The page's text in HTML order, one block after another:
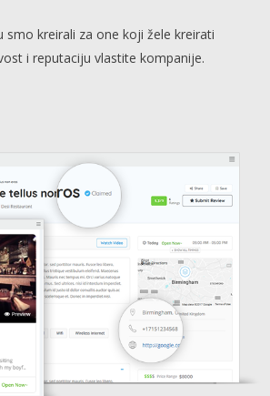
smo kreirali za one koji žele kreirati
i reputaciju vlastite kompanije.